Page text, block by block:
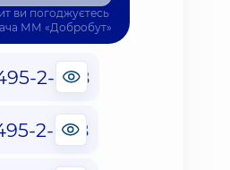
ви погоджуєтесь
ММ «Добробут»
2-888
2-888